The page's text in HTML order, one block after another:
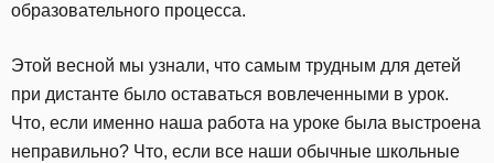
образовательного процесса.
Этой весной мы узнали, что самым трудным для детей
при дистанте было оставаться вовлеченными в урок.
Что, если именно наша работа на уроке была выстроена
неправильно? Что, если все наши обычные школьные